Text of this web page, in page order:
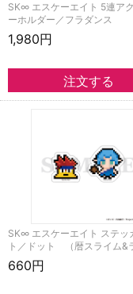
SK∞ エスケーエイト 5連ア
ーホルダー／フラダンス
1,980円
SK∞ エスケーエイト ステッ
ト／ドット （暦スライム&
660円